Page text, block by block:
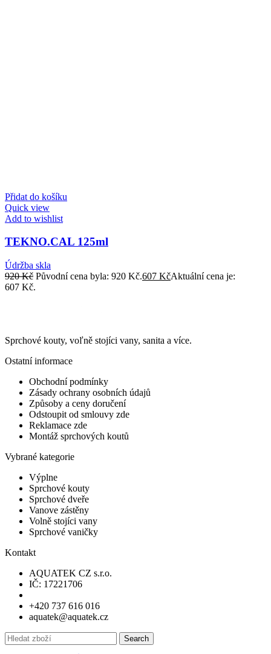
Přidat do košíku
Quick view
Add to wishlist
TEKNO.CAL 125ml
Údržba skla
920Kč Původní cena byla: 920 Kč.607 KčAktuální cena je:
607 Kč.
Sprchové kouty, voľně stojíci vany, sanita a více.
Ostatní informace
Obchodní podmínky
Zásady ochrany osobních údajů
Způsoby a ceny doručení
Odstoupit od smlouvy zde
Reklamace zde
Montáž sprchových koutů
Vybrané kategorie
Výplne
Sprchové kouty
Sprchové dveře
Vanove zástěny
Volně stojíci vany
Sprchové vaničky
Kontakt
AQUATEK CZ s.r.o.
IČ: 17221706
+420 737 616 016
aquatek@aquatek.cz
Search